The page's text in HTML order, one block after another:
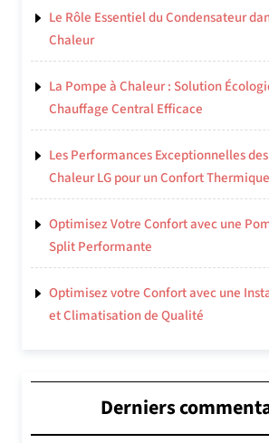
Le Rôle Essentiel du Condensateur
Chaleur
La Pompe à Chaleur : Solution
Chauffage Central Efficace
Les Performances Exceptionnelles
Chaleur LG pour un Confort
Optimisez Votre Confort avec une
Split Performante
Optimisez votre Confort avec une
et Climatisation de Qualité
Derniers